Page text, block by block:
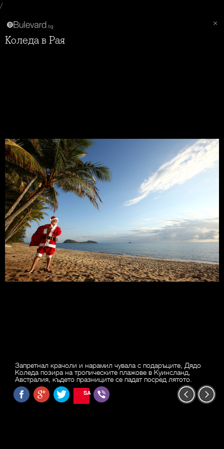
/
Коледа в Рая
Запретнал крачоли и нарамил чувала с подаръците, Дядо
Коледа позира на тропическите плажове в Куинсланд,
Австралия, където празниците се падат посред лятото.
SAVE